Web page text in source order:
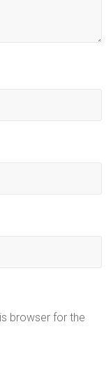
browser for the